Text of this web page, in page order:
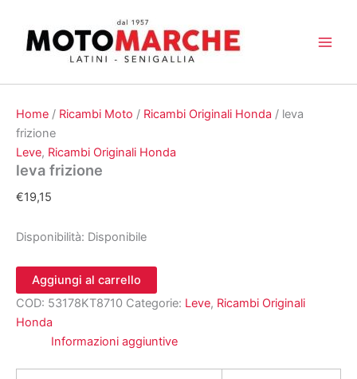
contenuto
Home / Ricambi Moto / Ricambi Originali Honda / leva
frizione
Leve, Ricambi Originali Honda
leva frizione
€19,15
Disponibilità: Disponibile
leva
frizione
quantità
Aggiungi al carrello
COD: 53178KT8710 Categorie: Leve, Ricambi Originali
Honda
Informazioni aggiuntive